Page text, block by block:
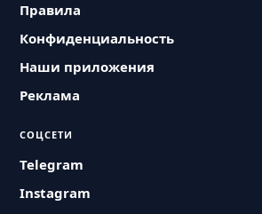
Правила
Конфиденциальность
Наши приложения
Реклама
СОЦСЕТИ
Telegram
Instagram